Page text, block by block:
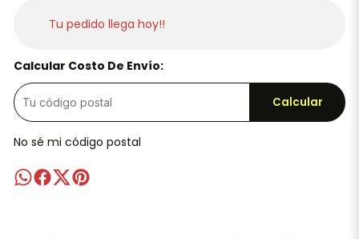
Tu pedido llega hoy!!
Calcular Costo De Envío:
Calcular
No sé mi código postal